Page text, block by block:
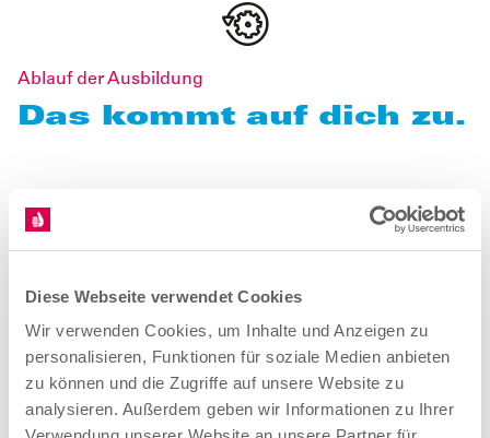
Diese Webseite verwendet Cookies
Wir verwenden Cookies, um Inhalte und Anzeigen zu
personalisieren, Funktionen für soziale Medien anbieten
zu können und die Zugriffe auf unsere Website zu
analysieren. Außerdem geben wir Informationen zu Ihrer
Ablauf der Ausbildung
Das kommt auf dich zu.
Ausbildungsbeginn
September eines Jahres. Es ist aber auch möglich,
beginnen. Besprich das individuell mit deinem
Ausbildungsbetrieb.